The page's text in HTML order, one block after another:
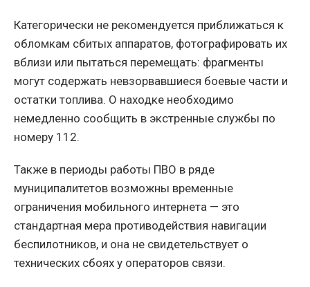
Категорически не рекомендуется приближаться к
обломкам сбитых аппаратов, фотографировать их
вблизи или пытаться перемещать: фрагменты
могут содержать невзорвавшиеся боевые части и
остатки топлива. О находке необходимо
немедленно сообщить в экстренные службы по
номеру 112.
Также в периоды работы ПВО в ряде
муниципалитетов возможны временные
ограничения мобильного интернета — это
стандартная мера противодействия навигации
беспилотников, и она не свидетельствует о
технических сбоях у операторов связи.